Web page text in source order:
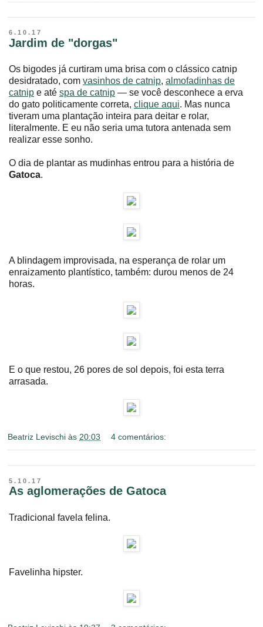
6.10.17
Jardim de "dorgas"
Os bigodes já curtiram uma brisa com o clássico catnip
desidratado, com vasinhos de catnip, almofadinhas de
catnip e até spa de catnip ― se você desconhece a erva
do gato politicamente correta, clique aqui. Mas nunca
tiveram uma plantação inteira para deitar e rolar,
literalmente. E eu não seria uma tutora antenada sem
realizar esse sonho.
O dia de plantar as mudinhas entrou para a história de
Gatoca.
A blindagem improvisada, na esperança de rolar um
enraizamento plantístico, também: durou menos de 24
horas.
E o que restou, 26 pores de sol depois, foi esta terra
arrasada.
Beatriz Levischi às 20:03 4 comentários:
5.10.17
As aglomerações de Gatoca
Tradicional favela felina.
Favelinha hipster.